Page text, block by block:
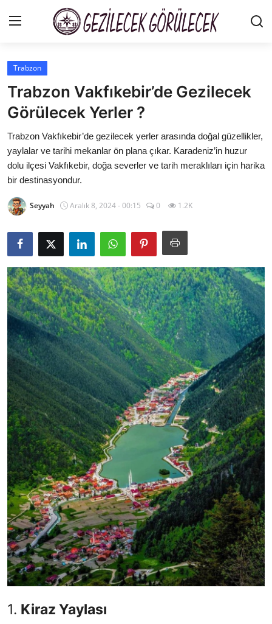
Gezi Rehberleri
İletişim
Şehirler
Gizlilik Sözleşmesi
Gezilecek Yerler
Tarih & Mitoloji
Yeme İçme Rehberi
Kamp & Doğa
Seyahat İpuçları & Vize
Konaklama & Otel
Aile & Çocukla Tatil
Yaz Tatili & Plajlar
Hafta Sonu & Günübirlik
Trabzon
Trabzon Vakfıkebir’de Gezilecek
Görülecek Yerler ?
Trabzon Vakfıkebir’de gezilecek yerler arasında doğal güzellikler,
yaylalar ve tarihi mekanlar ön plana çıkar. Karadeniz’in huzur
dolu ilçesi Vakfıkebir, doğa severler ve tarih meraklıları için harika
bir destinasyondur.
Seyyah Aralık 8, 2024 - 00:15 0 1.2K
1. Kiraz Yaylası